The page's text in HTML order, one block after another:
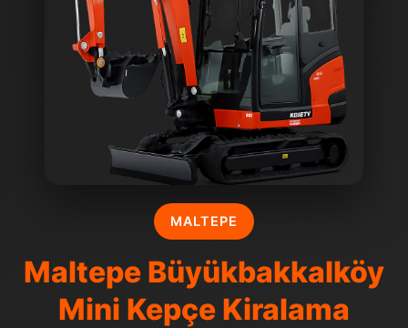
MALTEPE
Maltepe Büyükbakkalköy
Mini Kepçe Kiralama